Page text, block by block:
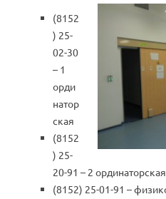
(8152
) 25-
02-30
– 1
орди
натор
ская
(8152
) 25-
20-91 – 2 ординаторская
(8152) 25-01-91 –